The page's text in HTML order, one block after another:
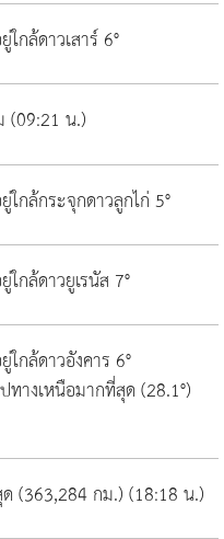
ใกล้ดาวเสาร์ 6°
(09:21 น.)
ใกล้กระจุกดาวลูกไก่ 5°
ใกล้ดาวยูเรนัส 7°
ใกล้ดาวอังคาร 6°
ทางเหนือมากที่สุด (28.1°)
(363,284 กม.) (18:18 น.)